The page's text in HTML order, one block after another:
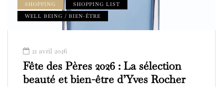
SHOPPING
SHOPPING LIST
WELL BEING / BIEN-ÊTRE
21 avril 2026
Fête des Pères 2026 : La sélection
beauté et bien-être d’Yves Rocher